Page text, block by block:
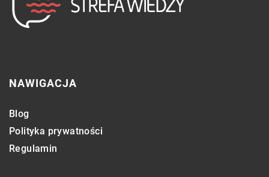
NAWIGACJA
Blog
Polityka prywatności
Regulamin